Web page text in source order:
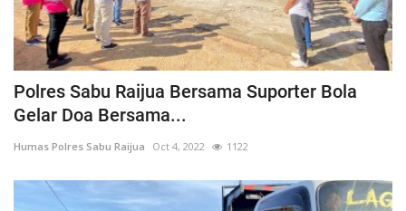
Polres Sabu Raijua Bersama Suporter Bola
Gelar Doa Bersama...
Humas Polres Sabu Raijua Oct 4, 2022 1122